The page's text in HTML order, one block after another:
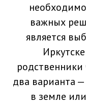
важных
является
два варианта
в земле